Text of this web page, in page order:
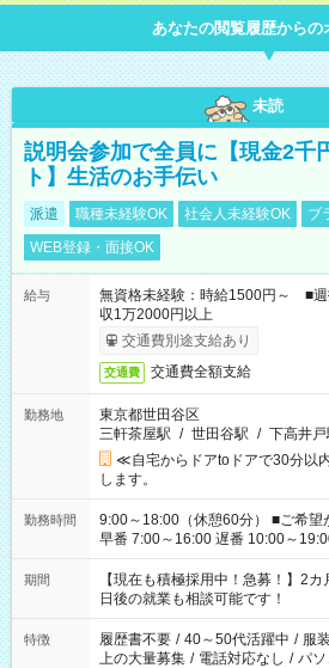
あなたの閲覧履歴からの
未読
説明会参加で全員に【現金2千
ト】生活のお手伝い
派遣 職種未経験OK 社会人未経験OK
ブ
WEB登録・面接OK
給与
無資格未経験：時給1500円～ ■
収1万2000円以上
交通費別途支給あり
交通費 交通費全額支給
勤務地
東京都世田谷区
三軒茶屋駅 / 世田谷駅 / 下高井戸
≪自宅からドアtoドアで30分以
します。
勤務時間
9:00～18:00（休憩60分） ■ご希望があれば下記シフトもOK！
早番 7:00～16:00 遅番 10:00～19:00 「家族と休みを合わ
い」 「余裕を持って夕飯の準備が
たくない」 など、ご希望を教えてくださいね
の方へ 今ご覧のお仕事で希望する
の勤務時間。 合計で週40時間を超
期間
【現在も積極採用中！急募！】2
日後の就業も相談可能です！
特徴 履歴書不要 / 40～50代活躍中 / 服
上の大量募集 / 電話対応なし / パ